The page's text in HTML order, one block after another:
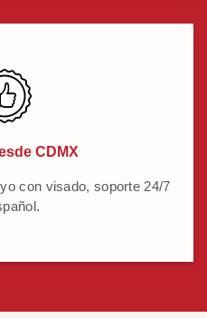
CDMX
con visado, soporte 24/7